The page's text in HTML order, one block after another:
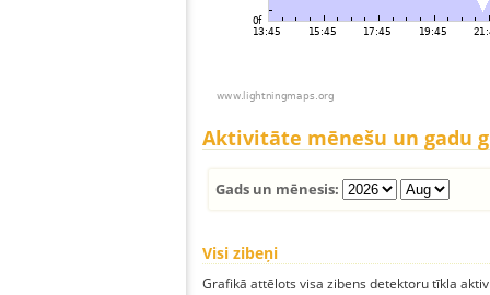
Aktivitāte mēnešu un gadu
Gads un mēnesis:
Visi zibeņi
Grafikā attēlots visa zibens detektoru tīkla